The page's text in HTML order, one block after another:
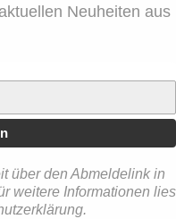
Neuheiten aus
über den Abmeldelink in
weitere Informationen lies